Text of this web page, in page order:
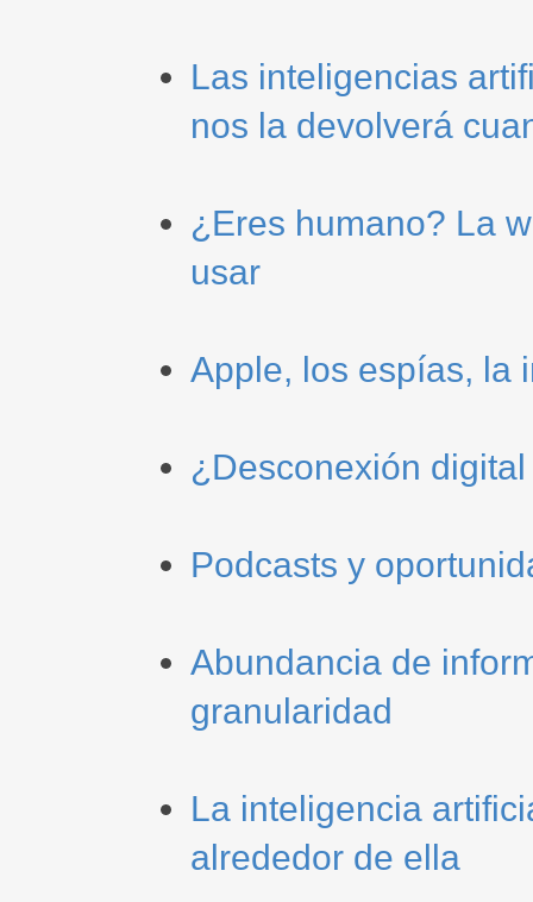
Las inteligencias
nos la devolverá
¿Eres humano? La
usar
Apple, los espías, la
¿Desconexión
Podcasts y
Abundancia de
granularidad
La inteligencia
alrededor de ella